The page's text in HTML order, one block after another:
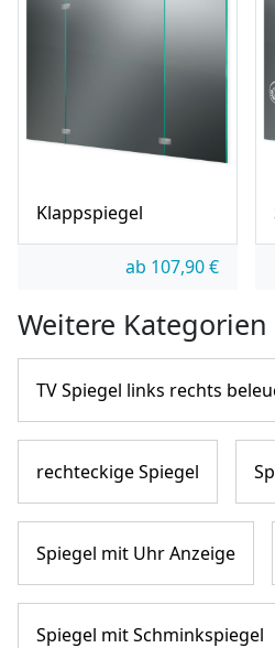
Klappspiegel
ab 107,90€
Weitere Kategorien
TV Spiegel links rechts
rechteckige Spiegel
Spiegel mit Uhr Anzeige
Spiegel mit Schminkspiegel